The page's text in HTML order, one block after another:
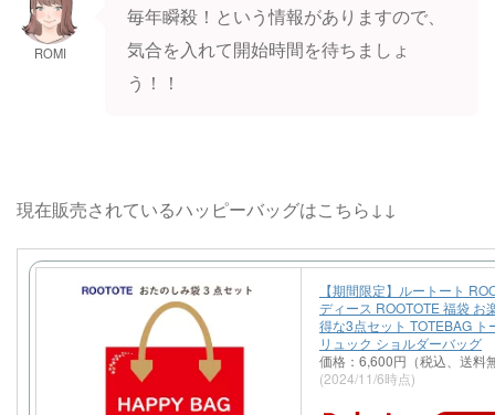
ROMI
毎年瞬殺！という情報がありますので、
気合を入れて開始時間を待ちましょ
う！！
現在販売されているハッピーバッグはこちら↓↓
【期間限定】ルートート
ディース ROOTOTE 福袋 お
得な3点セット TOTEBAG ト
リュック ショルダーバッグ
価格：6,600円（税込、送料
(2024/11/6時点)